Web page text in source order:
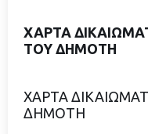
ΧΑΡΤΑ
ΤΟΥ ΔΗΜΟΤΗ
ΧΑΡΤΑ
ΔΗΜΟΤΗ